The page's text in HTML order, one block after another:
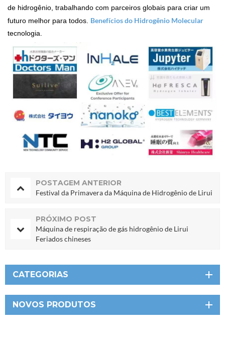
de hidrogênio, trabalhando com parceiros globais para criar um
futuro melhor para todos. Benefícios do Hidrogênio Molecular
tecnologia.
POSTAGEM ANTERIOR
Festival da Primavera da Máquina de Hidrogênio de Lirui
PRÓXIMO POST
Máquina de respiração de gás hidrogênio de Lirui
Feriados chineses
CATEGORIAS
NOVOS PRODUTOS